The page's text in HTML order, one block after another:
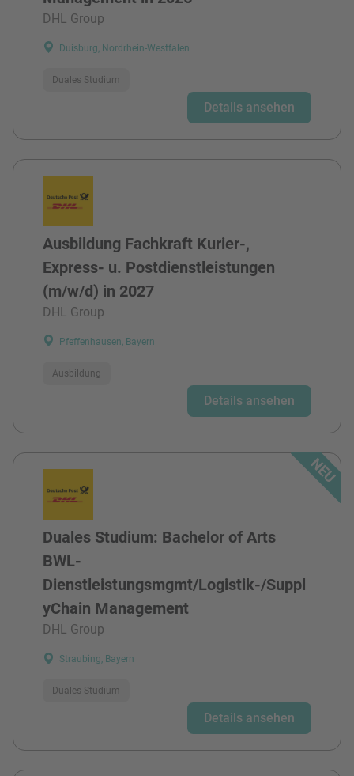
DHL Group
Duisburg, Nordrhein-Westfalen
Duales Studium
Details ansehen
Ausbildung Fachkraft Kurier-,
Express- u. Postdienstleistungen
(m/w/d) in 2027
DHL Group
Pfeffenhausen, Bayern
Ausbildung
Details ansehen
Duales Studium: Bachelor of Arts
BWL-
Dienstleistungsmgmt/Logistik-/Suppl
yChain Management
DHL Group
Straubing, Bayern
Duales Studium
Details ansehen